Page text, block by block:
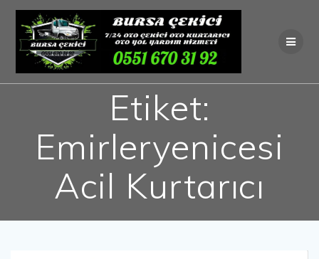
Skip
to
content
Etiket:
Emirleryenicesi
Acil Kurtarıcı